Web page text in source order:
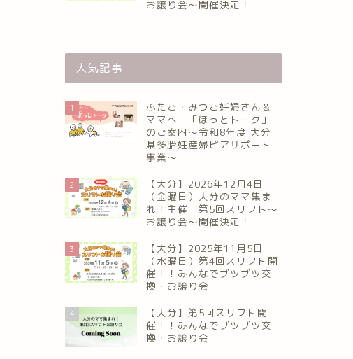
お譲り会〜開催決定！
人気記事
1
ふたご・みつご妊婦さん＆
ママへ｜「ほっとトーク」
のご案内～令和8年度 大分
県多胎妊産婦ピアサポート
事業～
2
【大分】2026年12月4日
（金曜日）大分のママ集ま
れ！主催 第5回スリフト〜
お譲り会〜開催決定！
3
【大分】2025年11月5日
（水曜日）第4回スリフト開
催！！みんなでブツブツ交
換・お譲り会
4
【大分】第5回スリフト開
催！！みんなでブツブツ交
換・お譲り会